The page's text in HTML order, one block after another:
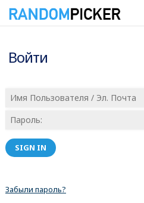
Войти
SIGN IN
Забыли пароль?